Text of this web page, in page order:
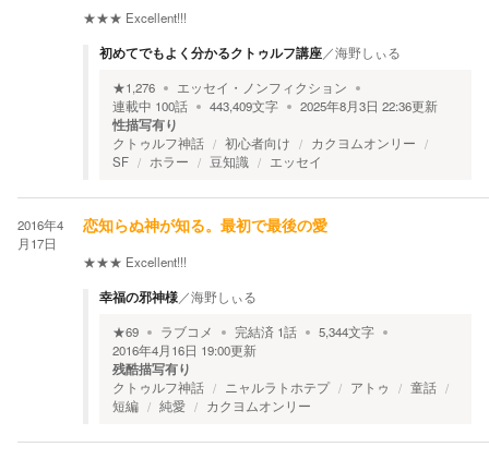
★★★ Excellent!!!
初めてでもよく分かるクトゥルフ講座／海野しぃる
★1,276
エッセイ・ノンフィクション
連載中 100話 443,409文字 2025年8月3日 22:36更新
性描写有り
クトゥルフ神話 初心者向け
カクヨムオンリー
SF
ホラー 豆知識 エッセイ
2016年4
月17日
恋知らぬ神が知る。最初で最後の愛
★★★ Excellent!!!
幸福の邪神様／海野しぃる
★69 ラブコメ 完結済 1話 5,344文字
2016年4月16日 19:00更新
残酷描写有り
クトゥルフ神話 ニャルラトホテプ アトゥ
童話
短編
純愛 カクヨムオンリー